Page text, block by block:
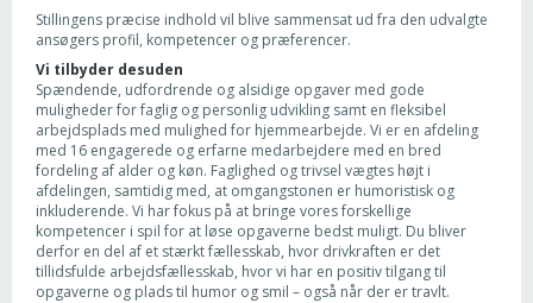
Stillingens præcise indhold vil blive sammensat ud fra den udvalgte
ansøgers profil, kompetencer og præferencer.
Vi tilbyder desuden
Spændende, udfordrende og alsidige opgaver med gode
muligheder for faglig og personlig udvikling samt en fleksibel
arbejdsplads med mulighed for hjemmearbejde. Vi er en afdeling
med 16 engagerede og erfarne medarbejdere med en bred
fordeling af alder og køn. Faglighed og trivsel vægtes højt i
afdelingen, samtidig med, at omgangstonen er humoristisk og
inkluderende. Vi har fokus på at bringe vores forskellige
kompetencer i spil for at løse opgaverne bedst muligt. Du bliver
derfor en del af et stærkt fællesskab, hvor drivkraften er det
tillidsfulde arbejdsfællesskab, hvor vi har en positiv tilgang til
opgaverne og plads til humor og smil – også når der er travlt.